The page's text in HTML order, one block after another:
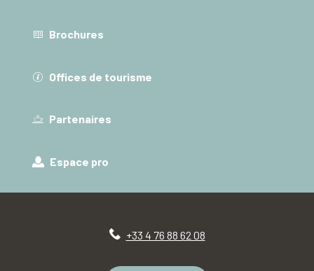
Brochures
Offices de tourisme
Partenaires
Espace pro
+33 4 76 88 62 08